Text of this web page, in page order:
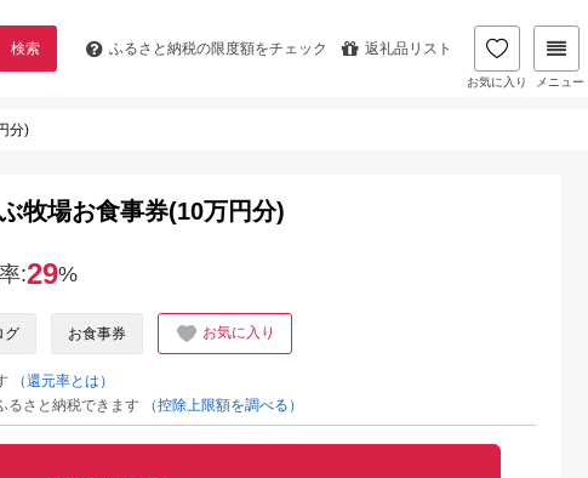
検索 ふるさと納税の限度額をチェック 返礼品リスト
お気に入り メニュー
分)
牧場お食事券(10万円分)
:29%
グ お食事券 お気に入り
（還元率とは）
るさと納税できます
（控除上限額を調べる）